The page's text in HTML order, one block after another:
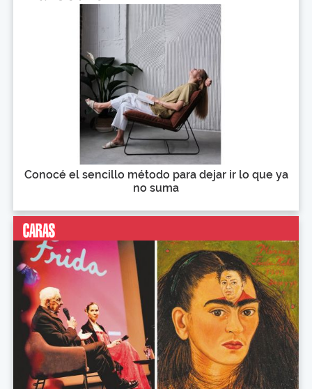
Conocé el sencillo método para dejar ir lo que ya
no suma